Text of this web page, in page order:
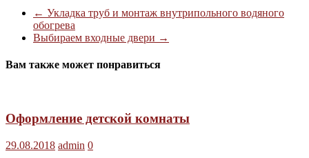
Отправить
← Укладка труб и монтаж внутрипольного водяного
обогрева
Выбираем входные двери →
Вам также может понравиться
Оформление детской комнаты
29.08.2018 admin 0